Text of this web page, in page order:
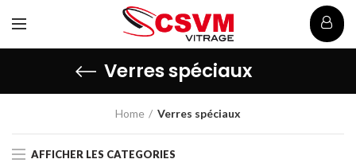
Verres spéciaux
Home Verres spéciaux
AFFICHER LES CATEGORIES